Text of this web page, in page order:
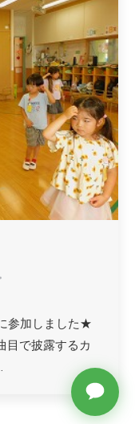
参加しました★
で披露するカ